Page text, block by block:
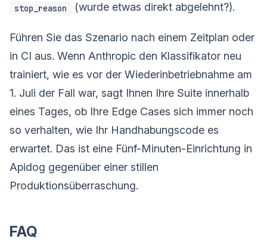
stop_reason (wurde etwas direkt abgelehnt?).
Führen Sie das Szenario nach einem Zeitplan oder
in CI aus. Wenn Anthropic den Klassifikator neu
trainiert, wie es vor der Wiederinbetriebnahme am
1. Juli der Fall war, sagt Ihnen Ihre Suite innerhalb
eines Tages, ob Ihre Edge Cases sich immer noch
so verhalten, wie Ihr Handhabungscode es
erwartet. Das ist eine Fünf-Minuten-Einrichtung in
Apidog gegenüber einer stillen
Produktionsüberraschung.
FAQ